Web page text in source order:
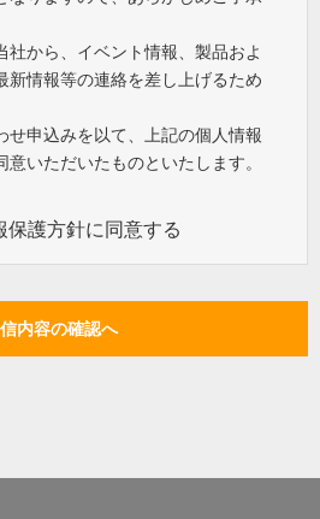
社から、イベント情報、製品およ
新情報等の連絡を差し上げるため
せ申込みを以て、上記の個人情報
いただいたものといたします。
保護方針に同意する